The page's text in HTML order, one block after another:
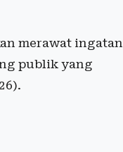
merawat ingatan
publik yang